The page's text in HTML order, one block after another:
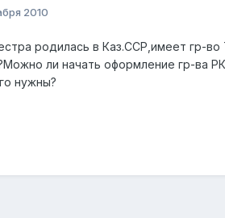
2010
родилась в Каз.ССР,имеет гр-
ли начать оформление гр-ва
нужны?